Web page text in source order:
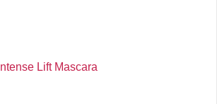
Intense Lift Mascara